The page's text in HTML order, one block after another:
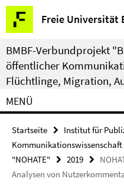
Springe
direkt
zu
Inhalt
Freie Universität
Service-
Navigation
BMBF-Verbundprojekt
öffentlicher
Flüchtlinge, Migration,
MENÜ
Startseite
Institut für
Kommunikationswissenschaft
"NOHATE"
2019
Analysen von